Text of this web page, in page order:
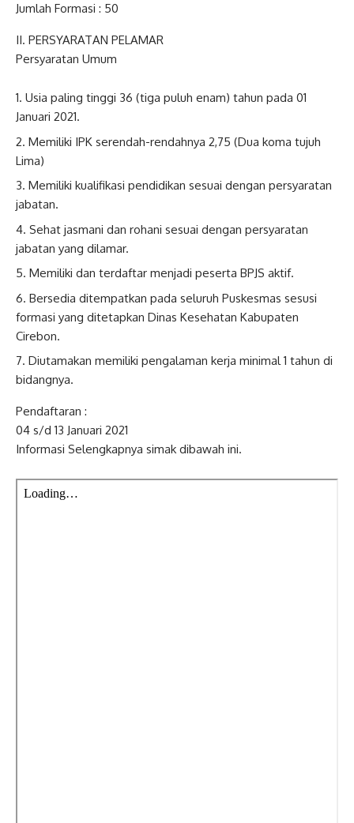
Jumlah Formasi : 50
II. PERSYARATAN PELAMAR
Persyaratan Umum
Usia paling tinggi 36 (tiga puluh enam) tahun pada 01
Januari 2021.
Memiliki IPK serendah-rendahnya 2,75 (Dua koma tujuh
Lima)
Memiliki kualifikasi pendidikan sesuai dengan persyaratan
jabatan.
Sehat jasmani dan rohani sesuai dengan persyaratan
jabatan yang dilamar.
Memiliki dan terdaftar menjadi peserta BPJS aktif.
Bersedia ditempatkan pada seluruh Puskesmas sesusi
formasi yang ditetapkan Dinas Kesehatan Kabupaten
Cirebon.
Diutamakan memiliki pengalaman kerja minimal 1 tahun di
bidangnya.
Pendaftaran :
04 s/d 13 Januari 2021
Informasi Selengkapnya simak dibawah ini.